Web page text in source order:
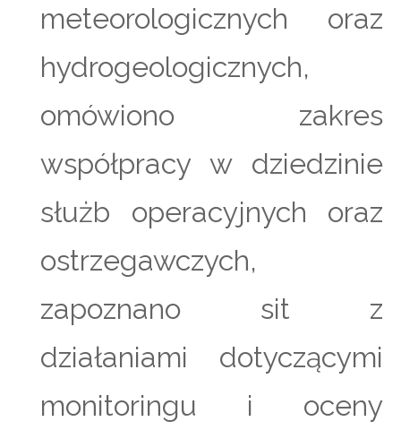
meteorologicznych oraz
hydrogeologicznych,
omówiono zakres
współpracy w dziedzinie
służb operacyjnych oraz
ostrzegawczych,
zapoznano sit z
działaniami dotyczącymi
monitoringu i oceny